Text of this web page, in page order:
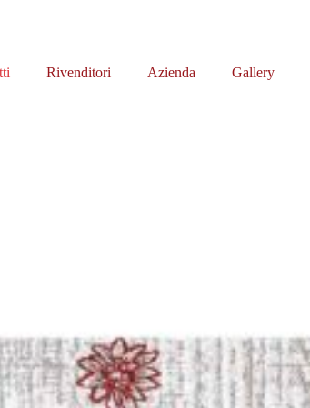
Rivenditori Azienda Gallery